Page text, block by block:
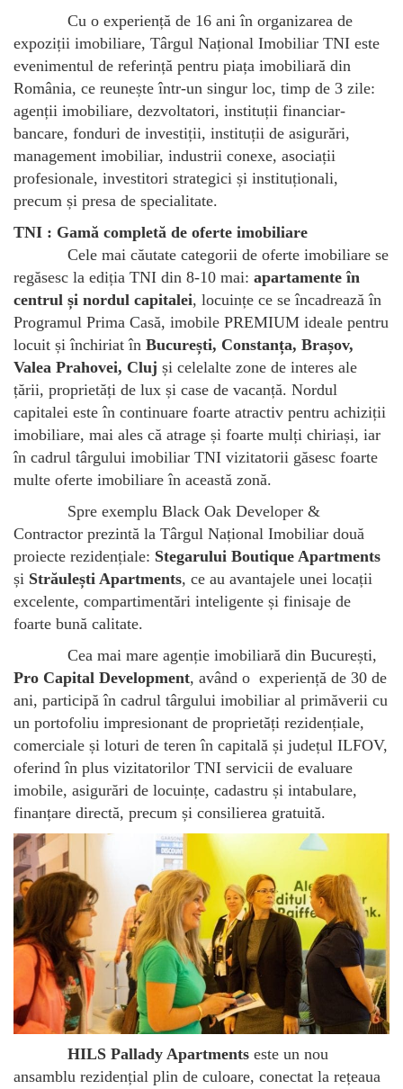
Cu o experiență de 16 ani în organizarea de
expoziții imobiliare, Târgul Național Imobiliar TNI este
evenimentul de referință pentru piața imobiliară din
România, ce reunește într-un singur loc, timp de 3 zile:
agenții imobiliare, dezvoltatori, instituții financiar-
bancare, fonduri de investiții, instituții de asigurări,
management imobiliar, industrii conexe, asociații
profesionale, investitori strategici și instituționali,
precum și presa de specialitate.
TNI : Gamă completă de oferte imobiliare
Cele mai căutate categorii de oferte imobiliare se
regăsesc la ediția TNI din 8-10 mai: apartamente în
centrul și nordul capitalei, locuințe ce se încadrează în
Programul Prima Casă, imobile PREMIUM ideale pentru
locuit și închiriat în București, Constanța, Brașov,
Valea Prahovei, Cluj și celelalte zone de interes ale
țării, proprietăți de lux și case de vacanță. Nordul
capitalei este în continuare foarte atractiv pentru achiziții
imobiliare, mai ales că atrage și foarte mulți chiriași, iar
în cadrul târgului imobiliar TNI vizitatorii găsesc foarte
multe oferte imobiliare în această zonă.
Spre exemplu Black Oak Developer &
Contractor prezintă la Târgul Național Imobiliar două
proiecte rezidențiale: Stegarului Boutique Apartments
și Străulești Apartments, ce au avantajele unei locații
excelente, compartimentări inteligente și finisaje de
foarte bună calitate.
Cea mai mare agenție imobiliară din București,
Pro Capital Development, având o experiență de 30 de
ani, participă în cadrul târgului imobiliar al primăverii cu
un portofoliu impresionant de proprietăți rezidențiale,
comerciale și loturi de teren în capitală și județul ILFOV,
oferind în plus vizitatorilor TNI servicii de evaluare
imobile, asigurări de locuințe, cadastru și intabulare,
finanțare directă, precum și consilierea gratuită.
HILS Pallady Apartments este un nou
ansamblu rezidențial plin de culoare, conectat la rețeaua